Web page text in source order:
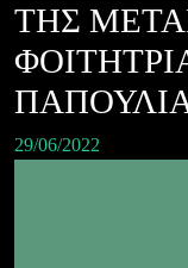
ΤΗΣ
29/06/2022